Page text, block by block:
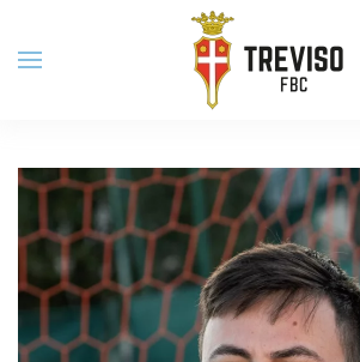
Skip to main content